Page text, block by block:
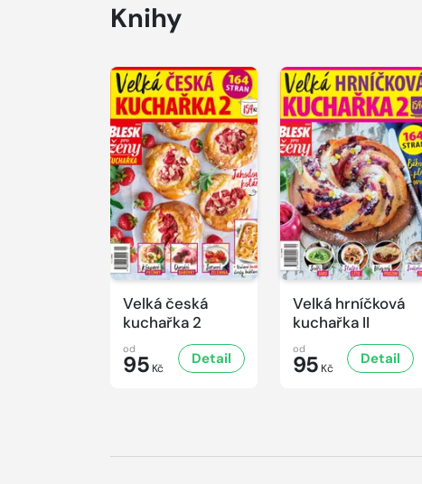
Knihy
Velká česká
kuchařka 2
od
95 Kč
Detail
Velká hrníčková
kuchařka II
od
95 Kč
Detail